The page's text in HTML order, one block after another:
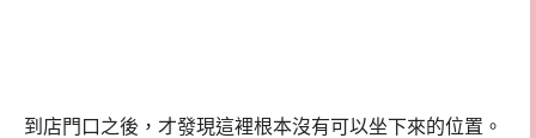
到店門口之後，才發現這裡根本沒有可以坐下來的位置。